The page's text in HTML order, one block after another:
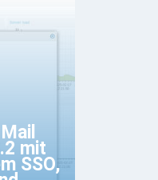
mit
SSO,